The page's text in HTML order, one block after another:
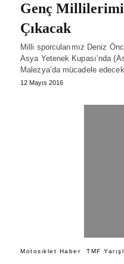
Genç
Çıkacak
Milli sporcularımız Deniz
Asya Yetenek Kupası’nda
Malezya’da mücadele
12 Mayıs 2016
Motosiklet Haber TMF